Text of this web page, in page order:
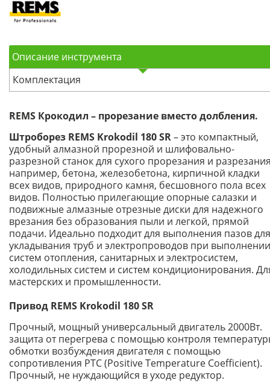
Описание инструмента
Комплектация
REMS Крокодил – прорезание вместо долбления.
Штроборез REMS Krokodil 180 SR– это компактный,
удобный алмазной прорезной и шлифовально-
разрезной станок для сухого прорезания и
например, бетона, железобетона, кирпичной кладки
всех видов, природного камня, бесшовного пола всех
видов. Полностью прилегающие опорные салазки и
подвижные алмазные отрезные диски для надежного
врезания без образования пыли и легкой, прямой
подачи. Идеально подходит для выполнения пазов для
укладывания труб и электропроводов при выполнении
систем отопления, санитарных и электросистем,
холодильных систем и систем кондиционирования.
мастерских и промышленности.
Привод REMS Krokodil 180 SR
Прочный, мощный универсальный двигатель 2000Вт.
защита от перегрева с помощью контроля
обмотки возбуждения двигателя с помощью
сопротивления PTC (Positive Temperature Coefficient).
Прочный, не нуждающийся в уходе редуктор.